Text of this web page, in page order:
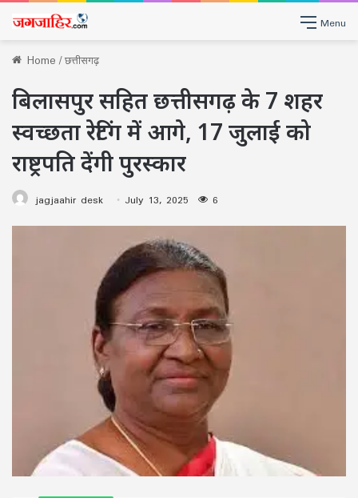
Menu
Home/छत्तीसगढ़
बिलासपुर सहित छत्तीसगढ़ के 7 शहर
स्वच्छता रेटिंग में आगे, 17 जुलाई को
राष्ट्रपति देंगी पुरस्कार
jagjaahir desk July 13, 2025 6